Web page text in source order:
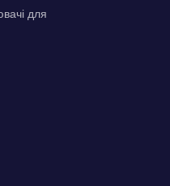
для